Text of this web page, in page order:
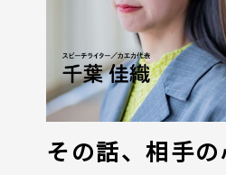
その話、相手